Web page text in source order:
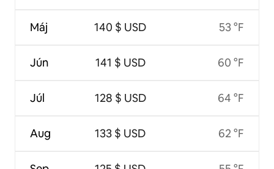
Máj
Jún
Júl
Aug
140 $ USD
141 $ USD
128 $ USD
133 $ USD
53 °F
60 °F
64 °F
62 °F